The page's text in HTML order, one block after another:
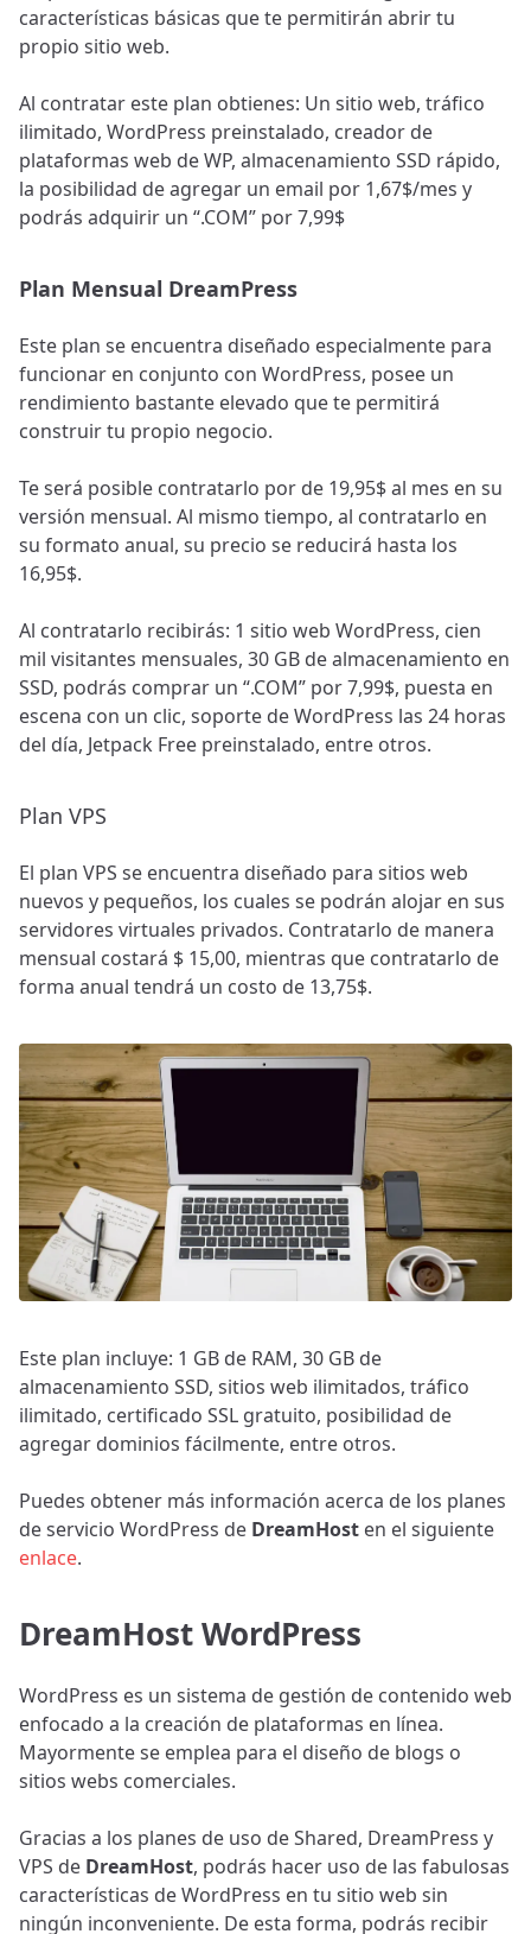
características básicas que te permitirán abrir tu
propio sitio web.
Al contratar este plan obtienes: Un sitio web, tráfico
ilimitado, WordPress preinstalado, creador de
plataformas web de WP, almacenamiento SSD rápido,
la posibilidad de agregar un email por 1,67$/mes y
podrás adquirir un “.COM” por 7,99$
Plan Mensual DreamPress
Este plan se encuentra diseñado especialmente para
funcionar en conjunto con WordPress, posee un
rendimiento bastante elevado que te permitirá
construir tu propio negocio.
Te será posible contratarlo por de 19,95$ al mes en su
versión mensual. Al mismo tiempo, al contratarlo en
su formato anual, su precio se reducirá hasta los
16,95$.
Al contratarlo recibirás: 1 sitio web WordPress, cien
mil visitantes mensuales, 30 GB de almacenamiento en
SSD, podrás comprar un “.COM” por 7,99$, puesta en
escena con un clic, soporte de WordPress las 24 horas
del día, Jetpack Free preinstalado, entre otros.
Plan VPS
El plan VPS se encuentra diseñado para sitios web
nuevos y pequeños, los cuales se podrán alojar en sus
servidores virtuales privados. Contratarlo de manera
mensual costará $ 15,00, mientras que contratarlo de
forma anual tendrá un costo de 13,75$.
Este plan incluye: 1 GB de RAM, 30 GB de
almacenamiento SSD, sitios web ilimitados, tráfico
ilimitado, certificado SSL gratuito, posibilidad de
agregar dominios fácilmente, entre otros.
Puedes obtener más información acerca de los planes
de servicio WordPress de DreamHost en el siguiente
enlace.
DreamHost WordPress
WordPress es un sistema de gestión de contenido web
enfocado a la creación de plataformas en línea.
Mayormente se emplea para el diseño de blogs o
sitios webs comerciales.
Gracias a los planes de uso de Shared, DreamPress y
VPS de DreamHost, podrás hacer uso de las fabulosas
características de WordPress en tu sitio web sin
ningún inconveniente. De esta forma, podrás recibir